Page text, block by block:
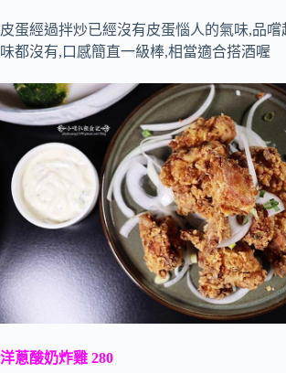
皮蛋經過拌炒已經沒有皮蛋惱人的氣味,品嚐
味都沒有,口感簡直一級棒,相當適合搭酒喔
洋蔥酸奶炸雞 280